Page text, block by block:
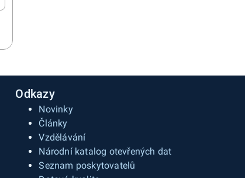
Odkazy
Novinky
Články
Vzdělávání
Národní katalog otevřených dat
Seznam poskytovatelů